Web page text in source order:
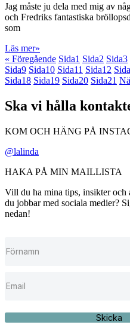
Jag måste ju dela med mig av
och Fredriks fantastiska
som
Läs mer»
« Föregående Sida1 Sida2 Sida3
Sida9 Sida10 Sida11 Sida12 Sida
Sida18 Sida19 Sida20 Sida21
Ska vi hålla
KOM OCH HÄNG PÅ
@lalinda
HAKA PÅ MIN MAILLISTA
Vill du ha mina tips, insikter och
du jobbar med sociala medier?
nedan!
Skicka